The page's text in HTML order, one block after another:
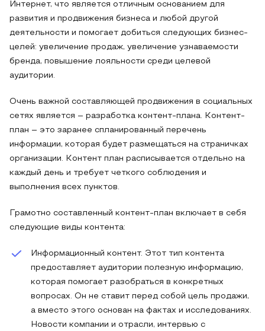
Интернет, что является отличным основанием для
развития и продвижения бизнеса и любой другой
деятельности и помогает добиться следующих бизнес-
целей: увеличение продаж, увеличение узнаваемости
бренда, повышение лояльности среди целевой
аудитории.
Очень важной составляющей продвижения в социальных
сетях является – разработка контент-плана. Контент-
план – это заранее спланированный перечень
информации, которая будет размещаться на страничках
организации. Контент план расписывается отдельно на
каждый день и требует четкого соблюдения и
выполнения всех пунктов.
Грамотно составленный контент-план включает в себя
следующие виды контента:
Информационный контент. Этот тип контента
предоставляет аудитории полезную информацию,
которая помогает разобраться в конкретных
вопросах. Он не ставит перед собой цель продажи,
а вместо этого основан на фактах и исследованиях.
Новости компании и отрасли, интервью с